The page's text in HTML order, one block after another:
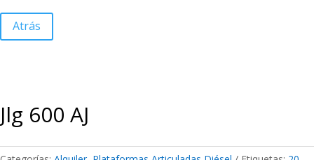
Atrás
Jlg 600 AJ